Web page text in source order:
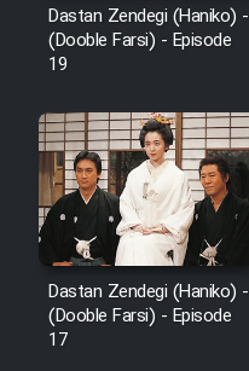
Dastan Zendegi (Haniko) -
(Dooble Farsi) - Episode
19
Dastan Zendegi (Haniko) -
(Dooble Farsi) - Episode
17